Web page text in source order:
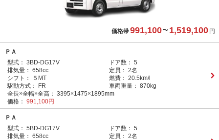
価格帯991,100~ 1,519,100 円
ＰＡ
型式： 3BD-DG17V ドア数： 5
排気量： 658cc 定員： 2名
シフト：
５MT 燃費： 20.5km/l
駆動方式：
FR 車両重量： 870kg
全長×全幅×全高： 3395×1475×1895mm
価格： 991,100円
ＰＡ
型式： 5BD-DG17V ドア数： 5
排気量： 658cc 定員： 2名